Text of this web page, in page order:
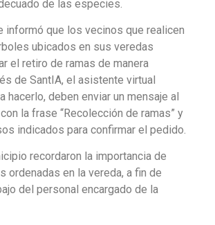
de las especies.
informó que los vecinos que realicen
ubicados en sus veredas
el retiro de ramas de manera
de SantIA, el asistente virtual
hacerlo, deben enviar un mensaje al
la frase “Recolección de ramas” y
indicados para confirmar el pedido.
recordaron la importancia de
ordenadas en la vereda, a fin de
del personal encargado de la